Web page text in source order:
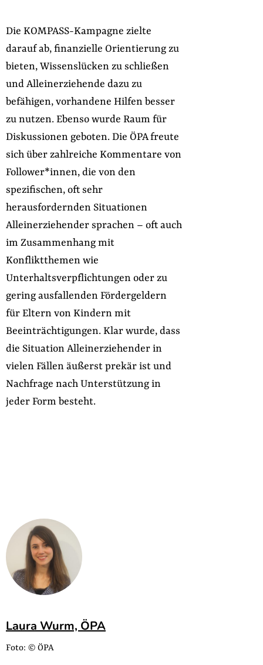
Die KOMPASS-Kampagne zielte
darauf ab, finanzielle Orientierung zu
bieten, Wissenslücken zu schließen
und Alleinerziehende dazu zu
befähigen, vorhandene Hilfen besser
zu nutzen. Ebenso wurde Raum für
Diskussionen geboten. Die ÖPA freute
sich über zahlreiche Kommentare von
Follower*innen, die von den
spezifischen, oft sehr
herausfordernden Situationen
Alleinerziehender sprachen – oft auch
im Zusammenhang mit
Konfliktthemen wie
Unterhaltsverpflichtungen oder zu
gering ausfallenden Fördergeldern
für Eltern von Kindern mit
Beeinträchtigungen. Klar wurde, dass
die Situation Alleinerziehender in
vielen Fällen äußerst prekär ist und
Nachfrage nach Unterstützung in
jeder Form besteht.
Laura Wurm, ÖPA
Foto: © ÖPA